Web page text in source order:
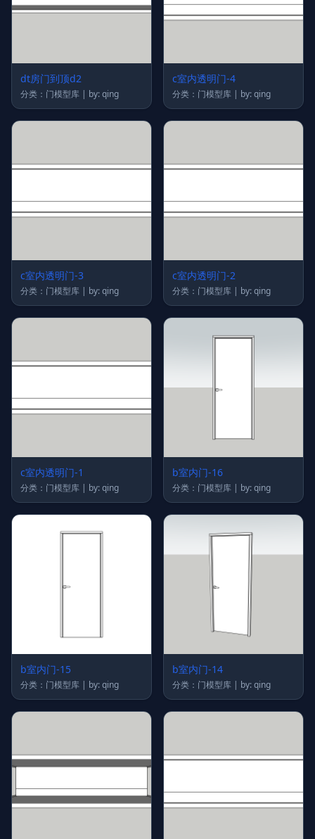
dt房门到顶d2
分类：门模型库 | by: qing
c室内透明门-4
分类：门模型库 | by: qing
c室内透明门-3
分类：门模型库 | by: qing
c室内透明门-2
分类：门模型库 | by: qing
c室内透明门-1
分类：门模型库 | by: qing
b室内门-16
分类：门模型库 | by: qing
b室内门-15
分类：门模型库 | by: qing
b室内门-14
分类：门模型库 | by: qing